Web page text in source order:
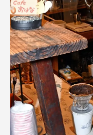
ニュース
卒業にあ